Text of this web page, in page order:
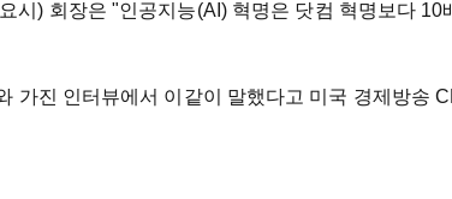
시) 회장은 "인공지능(AI) 혁명은 닷컴 혁명보다 10
가진 인터뷰에서 이같이 말했다고 미국 경제방송